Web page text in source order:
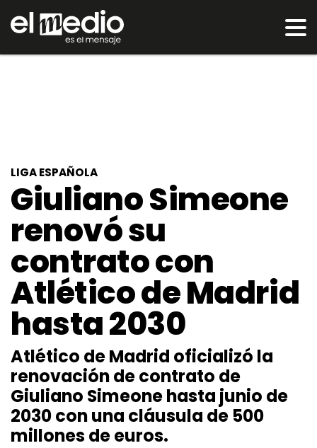
LIGA ESPAÑOLA
Giuliano Simeone
renovó su
contrato con
Atlético de Madrid
hasta 2030
Atlético de Madrid oficializó la
renovación de contrato de
Giuliano Simeone hasta junio de
2030 con una cláusula de 500
millones de euros.